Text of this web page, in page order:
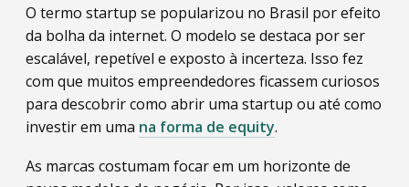
O termo startup se popularizou no Brasil por efeito
da bolha da internet. O modelo se destaca por ser
escalável, repetível e exposto à incerteza. Isso fez
com que muitos empreendedores ficassem curiosos
para descobrir como abrir uma startup ou até como
investir em uma na forma de equity.
As marcas costumam focar em um horizonte de